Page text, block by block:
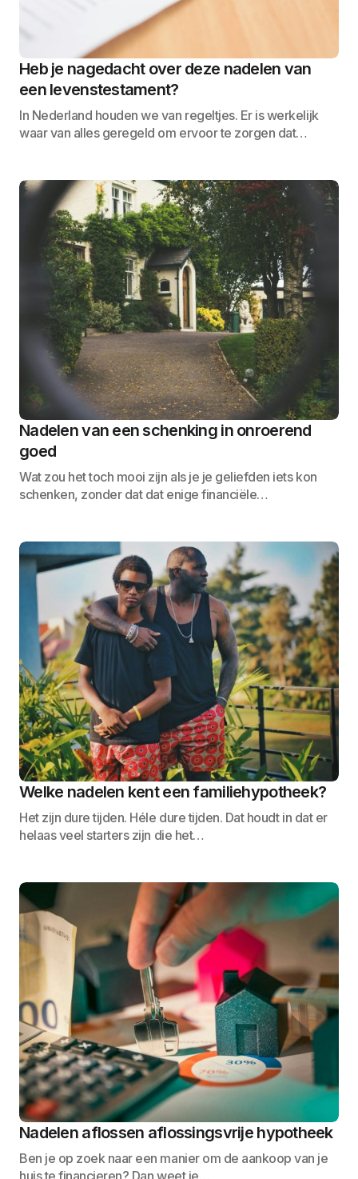
Heb je nagedacht over deze nadelen van
een levenstestament?
In Nederland houden we van regeltjes. Er is werkelijk
waar van alles geregeld om ervoor te zorgen dat…
Nadelen van een schenking in onroerend
goed
Wat zou het toch mooi zijn als je je geliefden iets kon
schenken, zonder dat dat enige financiële…
Welke nadelen kent een familiehypotheek?
Het zijn dure tijden. Héle dure tijden. Dat houdt in dat er
helaas veel starters zijn die het…
Nadelen aflossen aflossingsvrije hypotheek
Ben je op zoek naar een manier om de aankoop van je
huis te financieren? Dan weet je…